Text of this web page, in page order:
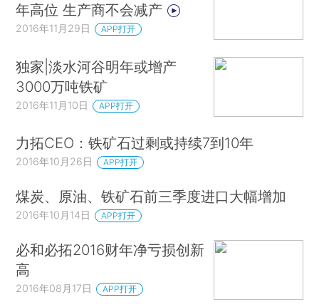
年高位 生产商不会减产
2016年11月29日 APP打开
独家|淡水河谷明年或增产
3000万吨铁矿
2016年11月10日 APP打开
力拓CEO：铁矿石过剩或持续7到10年
2016年10月26日 APP打开
煤炭、原油、铁矿石前三季度进口大幅增加
2016年10月14日 APP打开
必和必拓2016财年净亏损创新
高
2016年08月17日 APP打开